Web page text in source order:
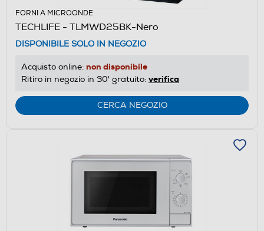
FORNI A MICROONDE
TECHLIFE - TLMWD25BK-Nero
DISPONIBILE SOLO IN NEGOZIO
Acquisto online: non disponibile
Ritiro in negozio in 30' gratuito: verifica
CERCA NEGOZIO